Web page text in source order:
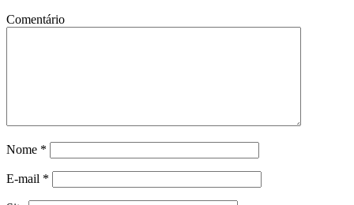
Comentário
Nome *
E-mail *